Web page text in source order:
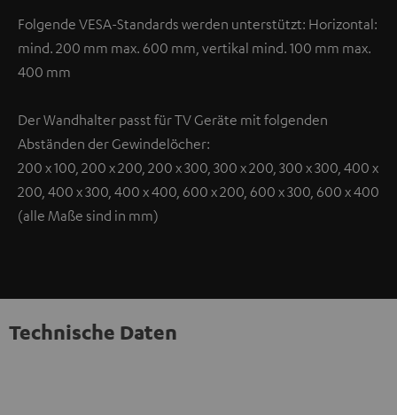
Folgende VESA-Standards werden unterstützt: Horizontal:
mind. 200 mm max. 600 mm, vertikal mind. 100 mm max.
400 mm
Der Wandhalter passt für TV Geräte mit folgenden
Abständen der Gewindelöcher:
200 x 100, 200 x 200, 200 x 300, 300 x 200, 300 x 300, 400 x
200, 400 x 300, 400 x 400, 600 x 200, 600 x 300, 600 x 400
(alle Maße sind in mm)
Technische Daten